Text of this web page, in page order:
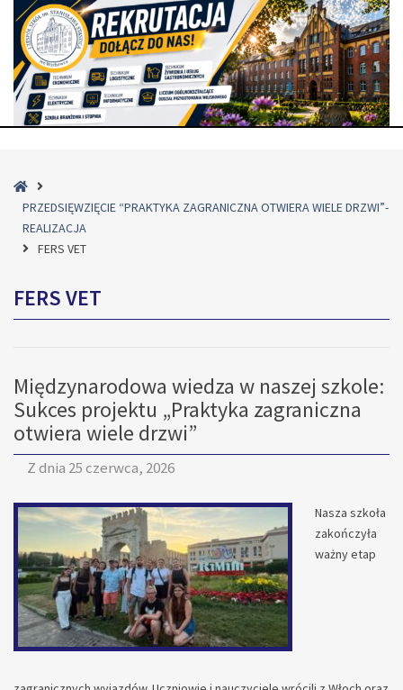
Strona
główna
PRZEDSIĘWZIĘCIE “PRAKTYKA ZAGRANICZNA OTWIERA WIELE DRZWI”-
REALIZACJA
FERS VET
FERS VET
Międzynarodowa wiedza w naszej szkole:
Sukces projektu „Praktyka zagraniczna
otwiera wiele drzwi”
Z dnia 25 czerwca, 2026
Nasza szkoła
zakończyła
ważny etap